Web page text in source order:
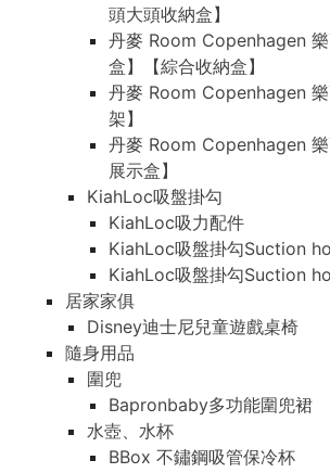
頭大頭收納盒】
丹麥 Room Copenhagen
盒】【綜合收納盒】
丹麥 Room Copenhagen
架】
丹麥 Room Copenhagen
展示盒】
KiahLoc吸盤掛勾
KiahLoc吸力配件
KiahLoc吸盤掛勾Suction
KiahLoc吸盤掛勾Suction
居家家俱
Disney迪士尼兒童遊戲桌椅
隨身用品
圍兜
Bapronbaby多功能圍兜裙
水壺、水杯
BBox 不鏽鋼吸管保冷杯
頭大頭收納盒】
丹麥 Room Copenhagen
盒】【綜合收納盒】
丹麥 Room Copenhagen
架】
丹麥 Room Copenhagen
展示盒】
KiahLoc吸盤掛勾
KiahLoc吸力配件
KiahLoc吸盤掛勾Suction
KiahLoc吸盤掛勾Suction
居家家俱
Disney迪士尼兒童遊戲桌椅
隨身用品
圍兜
Bapronbaby多功能圍兜裙
水壺、水杯
BBox 不鏽鋼吸管保冷杯